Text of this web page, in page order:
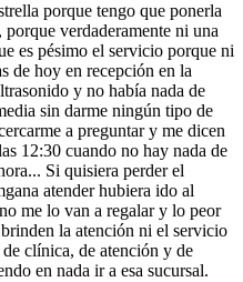
porque tengo que ponerla
verdaderamente ni una
es pésimo el servicio porque ni
de hoy en recepción en la
y no había nada de
sin darme ningún tipo de
a preguntar y me dicen
12:30 cuando no hay nada de
Si quisiera perder el
atender hubiera ido al
me lo van a regalar y lo peor
la atención ni el servicio
clínica, de atención y de
en nada ir a esa sucursal.